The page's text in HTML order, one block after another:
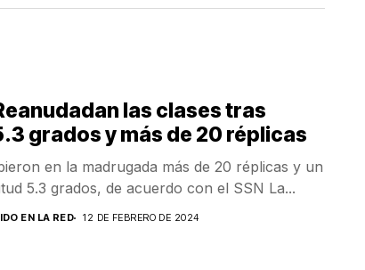
las clases tras
grados y más de 20 réplicas
en la madrugada más de 20 réplicas y un
5.3 grados, de acuerdo con el SSN La...
EN LA RED 12 DE FEBRERO DE 2024